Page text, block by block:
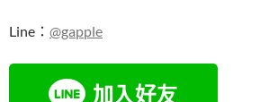
Line： @gapple